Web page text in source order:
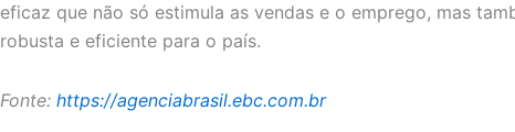
eficaz que não só estimula as vendas e o emprego, mas
robusta e eficiente para o país.
Fonte: https://agenciabrasil.ebc.com.br